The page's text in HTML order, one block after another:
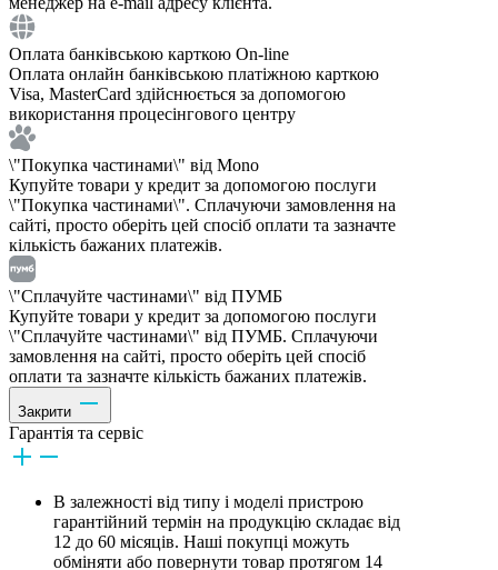
Оплата банківською карткою On-line
Оплата онлайн банківською платіжною карткою
Visa, MasterCard здійснюється за допомогою
використання процесінгового центру
\"Покупка частинами\" від Mono
Купуйте товари у кредит за допомогою послуги
\"Покупка частинами\". Сплачуючи замовлення на
сайті, просто оберіть цей спосіб оплати та зазначте
кількість бажаних платежів.
\"Сплачуйте частинами\" від ПУМБ
Купуйте товари у кредит за допомогою послуги
\"Сплачуйте частинами\" від ПУМБ. Сплачуючи
замовлення на сайті, просто оберіть цей спосіб
оплати та зазначте кількість бажаних платежів.
Закрити
Гарантія та сервіс
В залежності від типу і моделі пристрою
гарантійний термін на продукцію складає від
12 до 60 місяців. Наші покупці можуть
обміняти або повернути товар протягом 14